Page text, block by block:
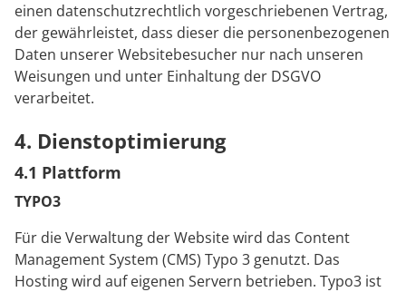
einen datenschutzrechtlich vorgeschriebenen Vertrag,
der gewährleistet, dass dieser die personenbezogenen
Daten unserer Websitebesucher nur nach unseren
Weisungen und unter Einhaltung der DSGVO
verarbeitet.
4. Dienstoptimierung
4.1 Plattform
TYPO3
Für die Verwaltung der Website wird das Content
Management System (CMS) Typo 3 genutzt. Das
Hosting wird auf eigenen Servern betrieben. Typo3 ist